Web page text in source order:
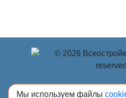
© Учредитель:
Мы используем файлы